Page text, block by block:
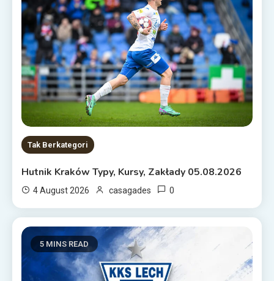
Tak Berkategori
Hutnik Kraków Typy, Kursy, Zakłady 05.08.2026
4 August 2026 casagades 0
5 MINS READ